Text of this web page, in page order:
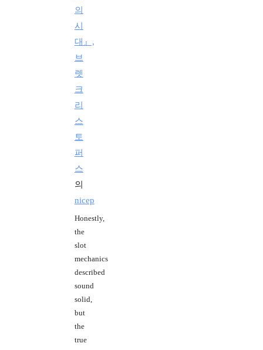
의
시
대』,
브
렛
크
리
스
토
퍼
스
의
nicep
Honestly,
the
slot
mechanics
described
sound
solid,
but
the
true